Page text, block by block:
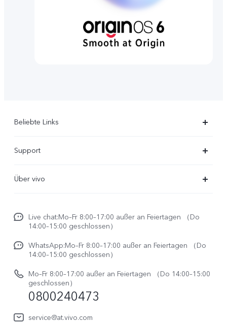
Beliebte Links
X300
V70 FE
vivo Buds Air3
Support
Funtouch OS
IMEI-Authentifizierung
System Verbesserung
Reparaturerfassung
Benutzerhandbuch
Log aktualisieren
Über vivo
Impressum
Rechtliche Hinweise
vivo Datenschutzcenter
Live chat:Mo–Fr 8:00–17:00 außer an Feiertagen （Do
14:00–15:00 geschlossen）
WhatsApp:Mo–Fr 8:00–17:00 außer an Feiertagen （Do
14:00–15:00 geschlossen）
Mo–Fr 8:00–17:00 außer an Feiertagen （Do 14:00–15:00
geschlossen）
0800240473
service@at.vivo.com